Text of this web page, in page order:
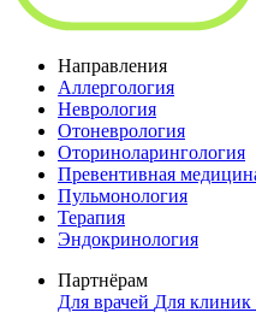
Направления
Аллергология
Неврология
Отоневрология
Оториноларингология
Превентивная
Пульмонология
Терапия
Эндокринология
Партнёрам
Для врачей Для клиник